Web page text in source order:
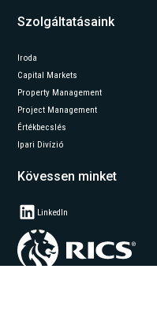
Szolgáltatásaink
Iroda
Capital Markets
Property Management
Project Management
Értékbecslés
Ipari Divízió
Kövessen minket
LinkedIn